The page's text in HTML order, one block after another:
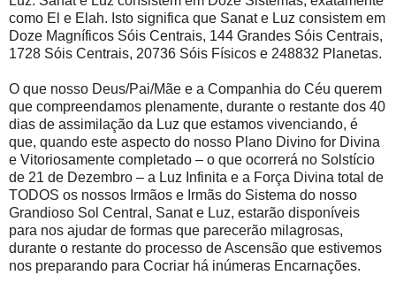
como El e Elah. Isto significa que Sanat e Luz consistem em
Doze Magníficos Sóis Centrais, 144 Grandes Sóis Centrais,
1728 Sóis Centrais, 20736 Sóis Físicos e 248832 Planetas.
O que nosso Deus/Pai/Mãe e a Companhia do Céu querem
que compreendamos plenamente, durante o restante dos 40
dias de assimilação da Luz que estamos vivenciando, é
que, quando este aspecto do nosso Plano Divino for Divina
e Vitoriosamente completado – o que ocorrerá no Solstício
de 21 de Dezembro – a Luz Infinita e a Força Divina total de
TODOS os nossos Irmãos e Irmãs do Sistema do nosso
Grandioso Sol Central, Sanat e Luz, estarão disponíveis
para nos ajudar de formas que parecerão milagrosas,
durante o restante do processo de Ascensão que estivemos
nos preparando para Cocriar há inúmeras Encarnações.